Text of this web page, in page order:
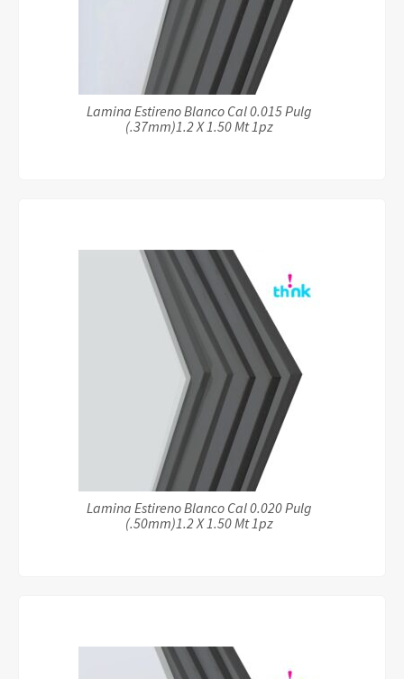
Listas de Precios
Lamina Estireno Blanco Cal 0.015 Pulg
(.37mm)1.2 X 1.50 Mt 1pz
Lamina Estireno Blanco Cal 0.020 Pulg
(.50mm)1.2 X 1.50 Mt 1pz